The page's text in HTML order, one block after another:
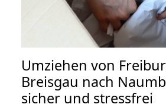
Umziehen von
Breisgau nach
sicher und stressfrei